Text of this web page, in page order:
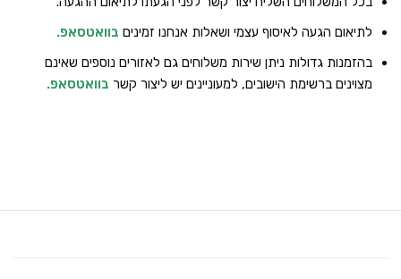
לתיאום הגעה לאיסוף עצמי ושאלות אנחנו זמינים בוואטסאפ.
בהזמנות גדולות ניתן שירות משלוחים גם לאזורים נוספים שאינם
מצוינים ברשימת הישובים, למעוניינים יש ליצור קשר בוואטסאפ.